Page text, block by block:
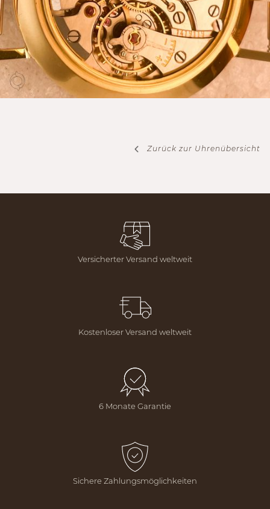
Zurück zur Uhrenübersicht
Versicherter Versand weltweit
Kostenloser Versand weltweit
6 Monate Garantie
Sichere Zahlungsmöglichkeiten